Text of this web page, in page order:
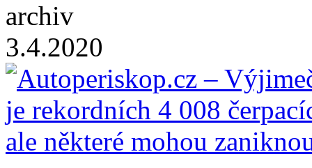
archiv
3.4.2020